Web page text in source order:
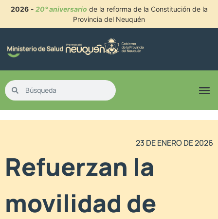
2026- 20° aniversario de la reforma de la Constitución de la
Provincia del Neuquén
23 DE ENERO DE 2026
Refuerzan la
movilidad de